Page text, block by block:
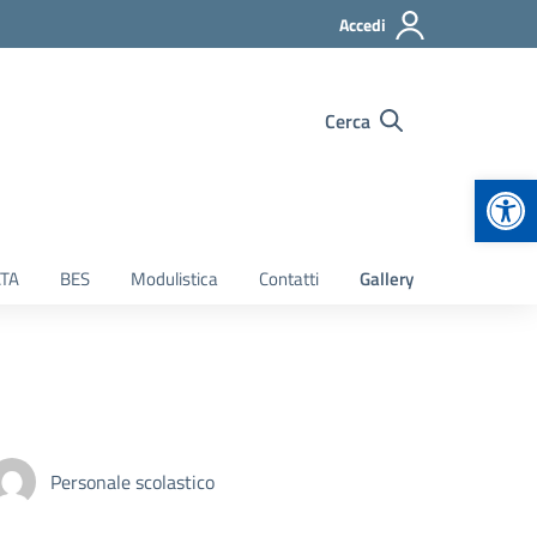
Accedi
Cerca
BES Modulistica Contatti Gallery
Personale scolastico